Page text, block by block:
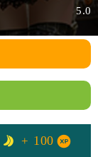
5.0
100